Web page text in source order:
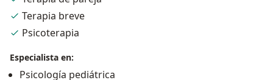
Terapia breve
Psicoterapia
Especialista en:
Psicología pediátrica